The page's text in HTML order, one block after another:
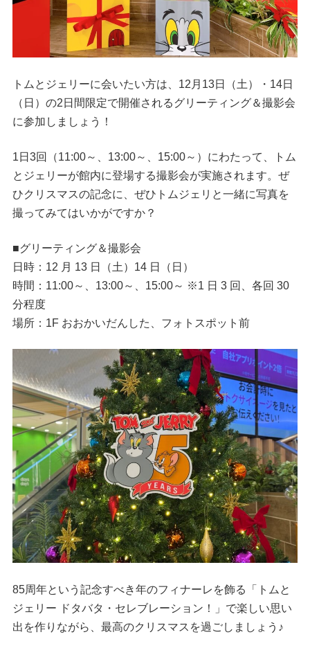
トムとジェリーに会いたい方は、12月13日（土）・14日
（日）の2日間限定で開催されるグリーティング＆撮影会
に参加しましょう！
1日3回（11:00～、13:00～、15:00～）にわたって、トム
とジェリーが館内に登場する撮影会が実施されます。ぜ
ひクリスマスの記念に、ぜひトムジェリと一緒に写真を
撮ってみてはいかがですか？
■グリーティング＆撮影会
日時：12 月 13 日（土）14 日（日）
時間：11:00～、13:00～、15:00～ ※1 日 3 回、各回 30
分程度
場所：1F おおかいだんした、フォトスポット前
85周年という記念すべき年のフィナーレを飾る「トムと
ジェリー ドタバタ・セレブレーション！」で楽しい思い
出を作りながら、最高のクリスマスを過ごしましょう♪